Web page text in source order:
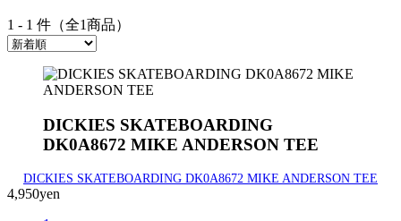
1 - 1 件（全1商品）
DICKIES SKATEBOARDING
DK0A8672 MIKE ANDERSON TEE
DICKIES SKATEBOARDING DK0A8672 MIKE ANDERSON TEE
4,950yen